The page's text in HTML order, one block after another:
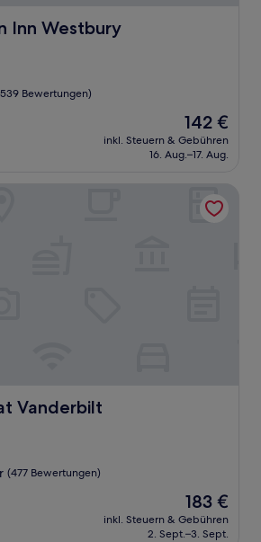
Inn Westbury
Westbury
Bewertungen)
Der
Preis
beträgt
142 €
inkl. Steuern & Gebühren
16. Aug.–17. Aug.
Vanderbilt
(477 Bewertungen)
Der
Preis
beträgt
183 €
inkl. Steuern & Gebühren
2. Sept.–3. Sept.